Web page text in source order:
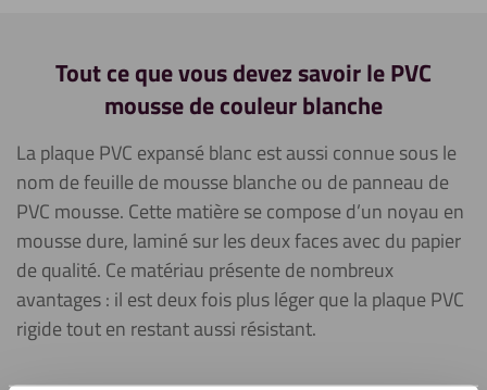
Tout ce que vous devez savoir le PVC
mousse de couleur blanche
La plaque PVC expansé blanc est aussi connue sous le
nom de feuille de mousse blanche ou de panneau de
PVC mousse. Cette matière se compose d’un noyau en
mousse dure, laminé sur les deux faces avec du papier
de qualité. Ce matériau présente de nombreux
avantages : il est deux fois plus léger que la plaque PVC
rigide tout en restant aussi résistant.